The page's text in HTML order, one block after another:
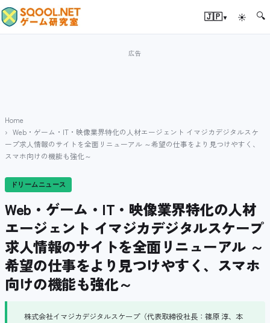
🇯🇵▾ ☀ 🔍
Home
Web・ゲーム・IT・映像業界特化の人材エージェント イマジカデジタルスケ
ープ求人情報のサイトを全面リニューアル ～希望の仕事をより見つけやすく、
スマホ向けの機能も強化～
ドリームニュース
Web・ゲーム・IT・映像業界特化の人材
エージェント イマジカデジタルスケープ
求人情報のサイトを全面リニューアル ～
希望の仕事をより見つけやすく、スマホ
向けの機能も強化～
株式会社イマジカデジタルスケープ（代表取締役社長：篠原 淳、本